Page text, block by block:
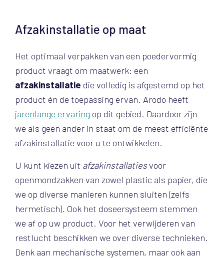
Afzakinstallatie op maat
Het optimaal verpakken van een poedervormig
product vraagt om maatwerk: een
afzakinstallatie die volledig is afgestemd op het
product én de toepassing ervan. Arodo heeft
jarenlange ervaring op dit gebied. Daardoor zijn
we als geen ander in staat om de meest efficiënte
afzakinstallatie voor u te ontwikkelen.
U kunt kiezen uit afzakinstallatiesvoor
openmondzakken van zowel plastic als papier, die
we op diverse manieren kunnen sluiten (zelfs
hermetisch). Ook het doseersysteem stemmen
we af op uw product. Voor het verwijderen van
restlucht beschikken we over diverse technieken.
Denk aan mechanische systemen, maar ook aan